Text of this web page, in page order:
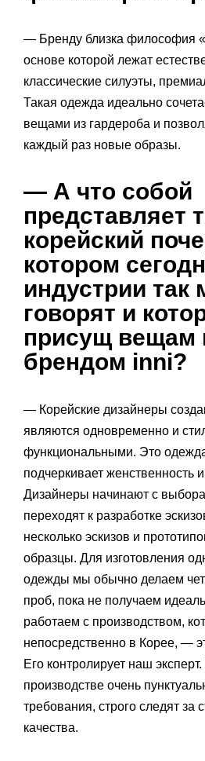
— Бренду близка философия
основе которой лежат
классические силуэты,
Такая одежда идеально
вещами из гардероба и
каждый раз новые образы.
— А что собой
представляет
корейский
котором
индустрии так
говорят и
присущ вещам
брендом inni?
— Корейские дизайнеры
являются одновременно и
функциональными. Это
подчеркивает женственность
Дизайнеры начинают с
переходят к разработке
несколько эскизов и
образцы. Для изготовления
одежды мы обычно делаем
проб, пока не получаем
работаем с производством,
непосредственно в Корее, —
Его контролирует наш
производстве очень
требования, строго следят за
качества.